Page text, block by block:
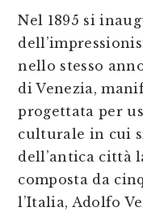
Nel 1895 si
nello stesso
di Venezia,
progettata per
culturale in cui
dell’antica città
composta da
l’Italia, Adolfo